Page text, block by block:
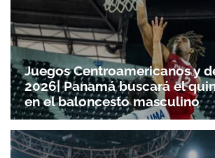
Juegos Centroamericanos y
2026| Panamá buscará el
en el baloncesto masculino